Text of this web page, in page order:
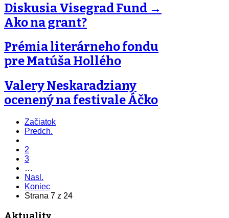
Diskusia Visegrad Fund →
Ako na grant?
Prémia literárneho fondu
pre Matúša Hollého
Valery Neskaradziany
ocenený na festivale Áčko
Začiatok
Predch.
2
3
…
Nasl.
Koniec
Strana 7 z 24